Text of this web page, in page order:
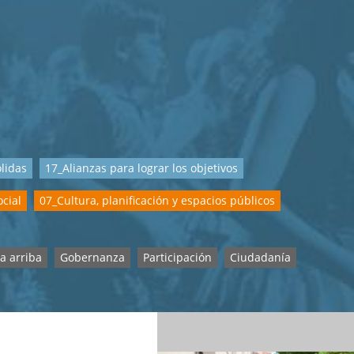
17_Alianzas para lograr los objetivos
07_Cultura, planificación y espacios públicos
arriba Gobernanza Participación Ciudadanía